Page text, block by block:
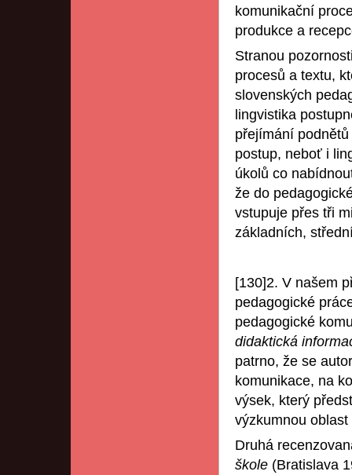
komunikační
produkce a
Stranou
procesů a textu,
slovenských
lingvistika
přejímání
postup, neboť i
úkolů co
že do
vstupuje přes tři
základních,
[130]2. V našem
pedagogické
pedagogické
didaktická
patrno, že se
komunikace, na
výsek, který
výzkumnou
Druhá
škole (Bratislava